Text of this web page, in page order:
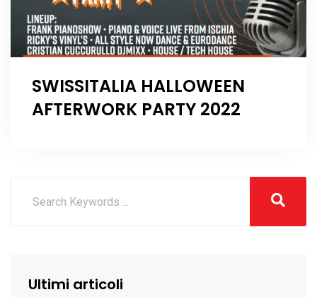
SWISSITALIA HALLOWEEN
AFTERWORK PARTY 2022
Ultimi articoli